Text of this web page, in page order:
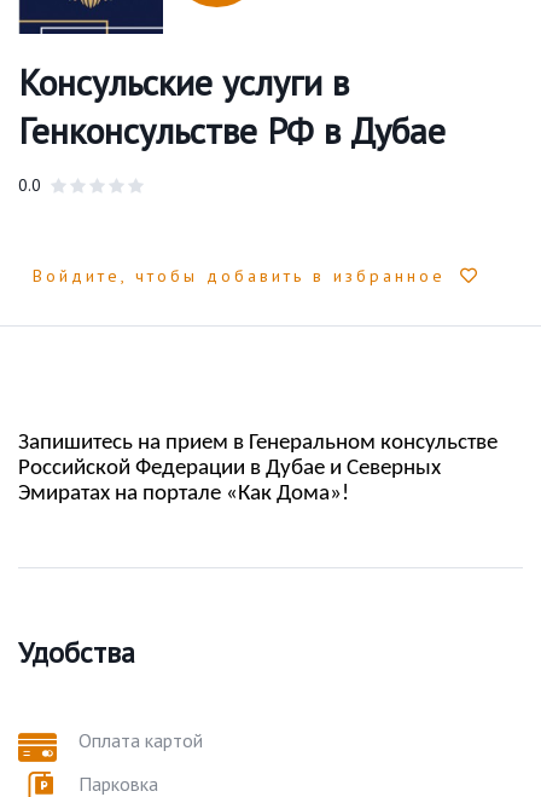
Консульские услуги в
Генконсульстве РФ в Дубае
0.0
Войдите, чтобы добавить в избранное
Запишитесь на прием в Генеральном консульстве
Российской Федерации в Дубае и Северных
Эмиратах на портале «Как Дома»!
Удобства
Оплата картой
Парковка